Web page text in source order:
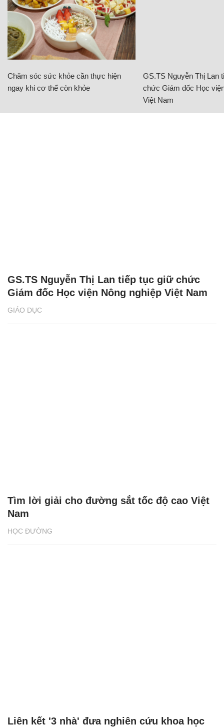
Chăm sóc sức khỏe cần thực hiện
ngay khi cơ thể còn khỏe
GS.TS Nguyễn Thị Lan
chức Giám đốc Học
Việt Nam
GIÁO DỤC
GS.TS Nguyễn Thị Lan tiếp tục giữ chức
Giám đốc Học viện Nông nghiệp Việt Nam
HỌC ĐƯỜNG
Tìm lời giải cho đường sắt tốc độ cao Việt
Nam
Liên kết '3 nhà' đưa nghiên cứu khoa học